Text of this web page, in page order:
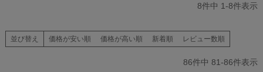
8件中 1-8件表示
並び替え 価格が安い順 価格が高い順 新着順 レビュー数順
86件中 81-86件表示